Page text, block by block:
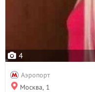
4
Аэропорт
Москва, 1